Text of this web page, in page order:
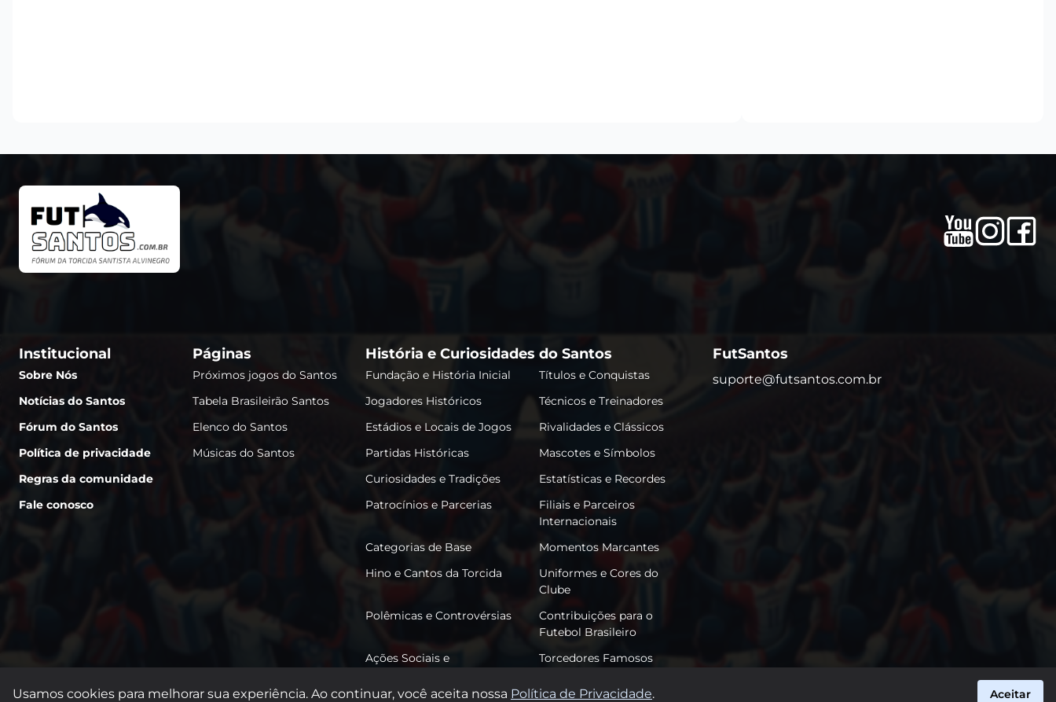
Institucional
Sobre Nós
Notícias do Santos
Fórum do Santos
Política de privacidade
Regras da comunidade
Fale conosco
Páginas
Próximos jogos do Santos
Tabela Brasileirão Santos
Elenco do Santos
Músicas do Santos
História e Curiosidades do Santos
Fundação e História Inicial
Títulos e Conquistas
Jogadores Históricos
Técnicos e Treinadores
Estádios e Locais de Jogos
Rivalidades e Clássicos
Partidas Históricas
Mascotes e Símbolos
Curiosidades e Tradições
Estatísticas e Recordes
Patrocínios e Parcerias
Filiais e Parceiros
Internacionais
Categorias de Base
Momentos Marcantes
Hino e Cantos da Torcida
Uniformes e Cores do
Clube
Polêmicas e Controvérsias
Contribuições para o
Futebol Brasileiro
Ações Sociais e
Torcedores Famosos
FutSantos
suporte@futsantos.com.br
Usamos cookies para melhorar sua experiência. Ao continuar, você aceita nossa Política de Privacidade. Aceitar